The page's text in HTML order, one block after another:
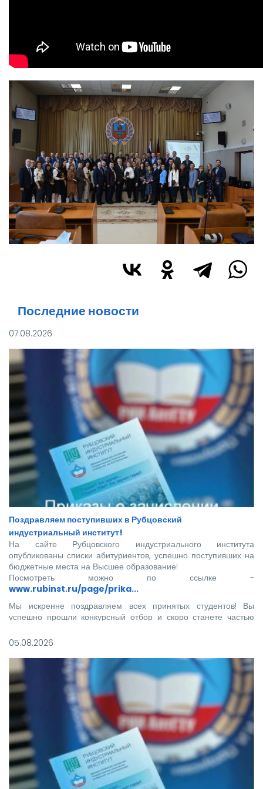
Изображение
Последние новости
07.08.2026
Поздравляем поступивших в Рубцовский
индустриальный институт!
На сайте Рубцовского индустриального института
опубликованы списки абитуриентов, успешно поступивших на
бюджетные места на Высшее образование!
Посмотреть можно по ссылке -
www.rubinst.ru/page/prika...
Мы искренне поздравляем всех принятых студентов! Вы
успешно прошли конкурсный отбор и скоро станете частью
05.08.2026